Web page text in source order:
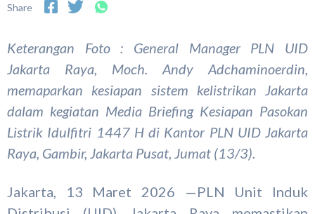
Share
Keterangan Foto : General Manager PLN UID
Jakarta Raya, Moch. Andy Adchaminoerdin,
memaparkan kesiapan sistem kelistrikan Jakarta
dalam kegiatan Media Briefing Kesiapan Pasokan
Listrik Idulfitri 1447 H di Kantor PLN UID Jakarta
Raya, Gambir, Jakarta Pusat, Jumat (13/3).
Jakarta, 13 Maret 2026 —PLN Unit Induk